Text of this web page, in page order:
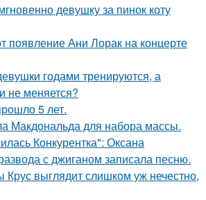
девушку за пинок коту
появление Ани Лорак на концерте
годами тренируются, а
не меняется?
5 лет.
Макдональда для набора массы.
Конкурентка": Оксана
с джиганом записала песню.
выглядит слишком уж нечестно,